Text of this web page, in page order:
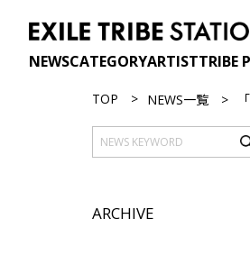
NEWSCATEGORYARTISTTRIBE
TOP NEWS一覧
ARCHIVE